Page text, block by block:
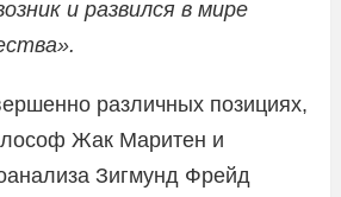
и развился в мире
различных позициях,
Жак Маритен и
Зигмунд Фрейд